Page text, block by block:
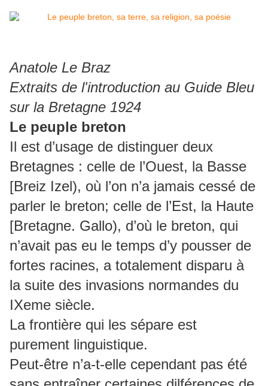
Anatole Le Braz
Extraits de l'introduction au Guide Bleu
sur la Bretagne 1924
Le peuple breton
Il est d’usage de distinguer deux
Bretagnes : celle de l’Ouest, la Basse
[Breiz Izel), où l’on n’a jamais cessé de
parler le breton; celle de l’Est, la Haute
[Bretagne. Gallo), d’où le breton, qui
n’avait pas eu le temps d’y pousser de
fortes racines, a totalement disparu à
la suite des invasions normandes du
IXeme siècle.
La frontière qui les sépare est
purement linguistique.
Peut-être n’a-t-elle cependant pas été